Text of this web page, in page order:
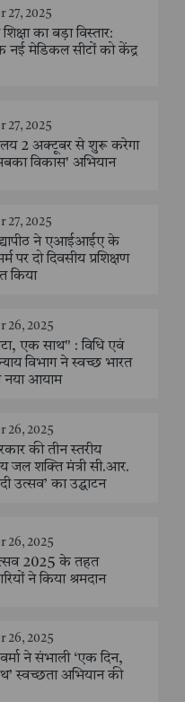
27, 2025
का बड़ा विस्तार:
मेडिकल सीटों को केंद्र
27, 2025
2 अक्टूबर से शुरू करेगा
विकास' अभियान
27, 2025
ने एआईआईए के
पर दो दिवसीय प्रशिक्षण
किया
26, 2025
एक साथ" : विधि एवं
विभाग ने स्वच्छ भारत
नया आयाम
26, 2025
की तीन स्तरीय
जल शक्ति मंत्री सी.आर.
उत्सव’ का उद्घाटन
26, 2025
2025 के तहत
ने किया श्रमदान
26, 2025
ने संभाली ‘एक दिन,
स्वच्छता अभियान की